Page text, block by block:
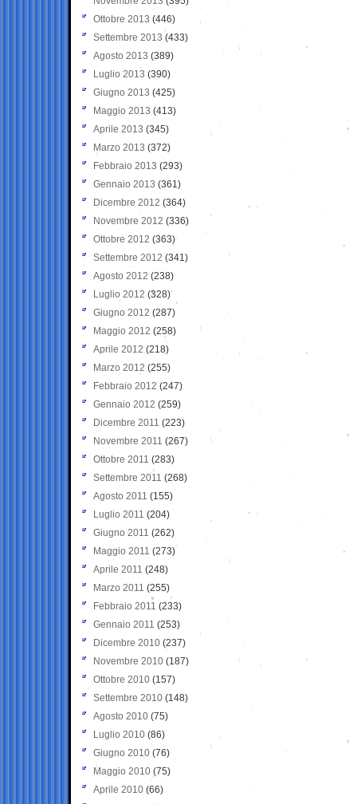
Ottobre 2013 (446)
Settembre 2013 (433)
Agosto 2013 (389)
Luglio 2013 (390)
Giugno 2013 (425)
Maggio 2013 (413)
Aprile 2013 (345)
Marzo 2013 (372)
Febbraio 2013 (293)
Gennaio 2013 (361)
Dicembre 2012 (364)
Novembre 2012 (336)
Ottobre 2012 (363)
Settembre 2012 (341)
Agosto 2012 (238)
Luglio 2012 (328)
Giugno 2012 (287)
Maggio 2012 (258)
Aprile 2012 (218)
Marzo 2012 (255)
Febbraio 2012 (247)
Gennaio 2012 (259)
Dicembre 2011 (223)
Novembre 2011 (267)
Ottobre 2011 (283)
Settembre 2011 (268)
Agosto 2011 (155)
Luglio 2011 (204)
Giugno 2011 (262)
Maggio 2011 (273)
Aprile 2011 (248)
Marzo 2011 (255)
Febbraio 2011 (233)
Gennaio 2011 (253)
Dicembre 2010 (237)
Novembre 2010 (187)
Ottobre 2010 (157)
Settembre 2010 (148)
Agosto 2010 (75)
Luglio 2010 (86)
Giugno 2010 (76)
Maggio 2010 (75)
Aprile 2010 (66)